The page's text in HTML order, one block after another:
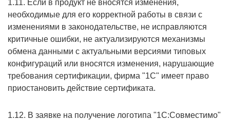
1.11. Если в продукт не вносятся изменения,
необходимые для его корректной работы в связи с
изменениями в законодательстве, не исправляются
критичные ошибки, не актуализируются механизмы
обмена данными с актуальными версиями типовых
конфигураций или вносятся изменения, нарушающие
требования сертификации, фирма "1С" имеет право
приостановить действие сертификата.
1.12. В заявке на получение логотипа "1С:Совместимо"